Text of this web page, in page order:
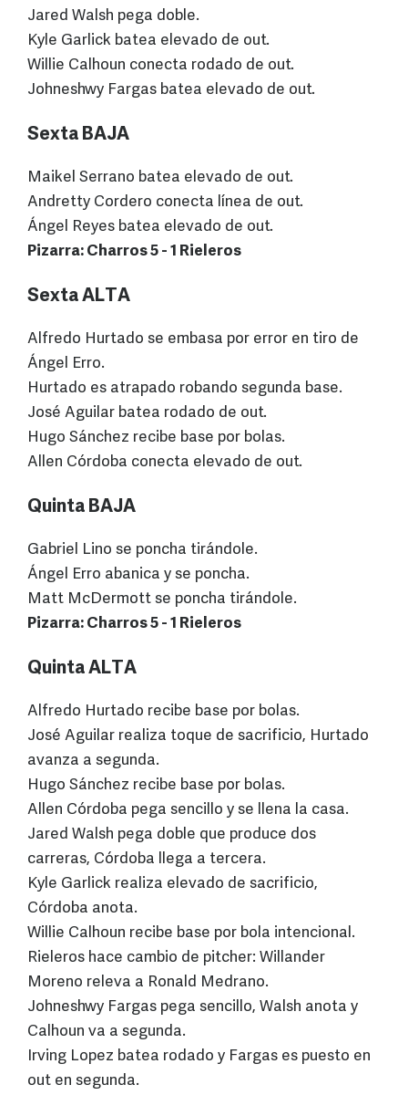
Jared Walsh pega doble.
Kyle Garlick batea elevado de out.
Willie Calhoun conecta rodado de out.
Johneshwy Fargas batea elevado de out.
Sexta BAJA
Maikel Serrano batea elevado de out.
Andretty Cordero conecta línea de out.
Ángel Reyes batea elevado de out.
Pizarra: Charros 5 - 1 Rieleros
Sexta ALTA
Alfredo Hurtado se embasa por error en tiro de
Ángel Erro.
Hurtado es atrapado robando segunda base.
José Aguilar batea rodado de out.
Hugo Sánchez recibe base por bolas.
Allen Córdoba conecta elevado de out.
Quinta BAJA
Gabriel Lino se poncha tirándole.
Ángel Erro abanica y se poncha.
Matt McDermott se poncha tirándole.
Pizarra: Charros 5 - 1 Rieleros
Quinta ALTA
Alfredo Hurtado recibe base por bolas.
José Aguilar realiza toque de sacrificio, Hurtado
avanza a segunda.
Hugo Sánchez recibe base por bolas.
Allen Córdoba pega sencillo y se llena la casa.
Jared Walsh pega doble que produce dos
carreras, Córdoba llega a tercera.
Kyle Garlick realiza elevado de sacrificio,
Córdoba anota.
Willie Calhoun recibe base por bola intencional.
Rieleros hace cambio de pitcher: Willander
Moreno releva a Ronald Medrano.
Johneshwy Fargas pega sencillo, Walsh anota y
Calhoun va a segunda.
Irving Lopez batea rodado y Fargas es puesto en
out en segunda.